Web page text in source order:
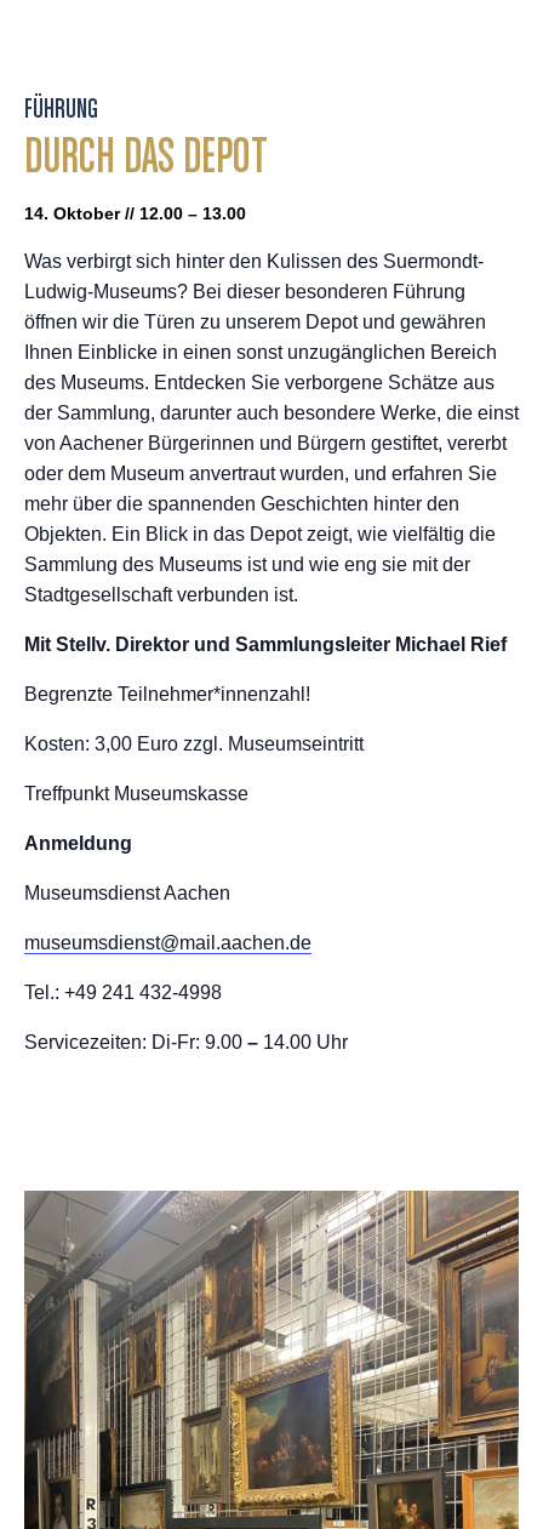
FÜHRUNG
DURCH DAS DEPOT
14. Oktober // 12.00 – 13.00
Was verbirgt sich hinter den Kulissen des Suermondt-
Ludwig-Museums? Bei dieser besonderen Führung
öffnen wir die Türen zu unserem Depot und gewähren
Ihnen Einblicke in einen sonst unzugänglichen Bereich
des Museums. Entdecken Sie verborgene Schätze aus
der Sammlung, darunter auch besondere Werke, die einst
von Aachener Bürgerinnen und Bürgern gestiftet, vererbt
oder dem Museum anvertraut wurden, und erfahren Sie
mehr über die spannenden Geschichten hinter den
Objekten. Ein Blick in das Depot zeigt, wie vielfältig die
Sammlung des Museums ist und wie eng sie mit der
Stadtgesellschaft verbunden ist.
Mit Stellv. Direktor und Sammlungsleiter Michael Rief
Begrenzte Teilnehmer*innenzahl!
Kosten: 3,00 Euro zzgl. Museumseintritt
Treffpunkt Museumskasse
Anmeldung
Museumsdienst Aachen
museumsdienst@mail.aachen.de
Tel.: +49 241 432-4998
Servicezeiten: Di-Fr: 9.00 – 14.00 Uhr